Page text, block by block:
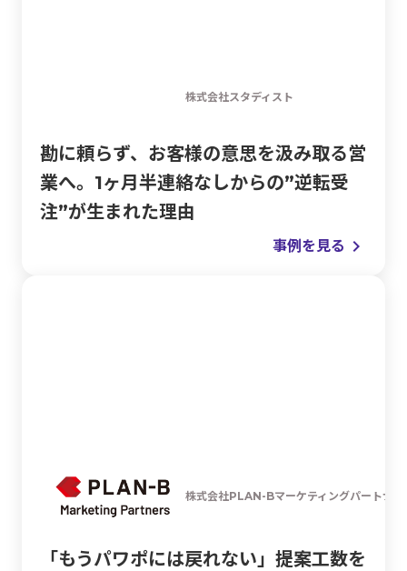
株式会社スタディスト
勘に頼らず、お客様の意思を汲み取る営
業へ。1ヶ月半連絡なしからの”逆転受
注”が生まれた理由
事例を見る keyboard_arrow_right
株式会社PLAN-Bマーケティングパートナー
「もうパワポには戻れない」提案工数を